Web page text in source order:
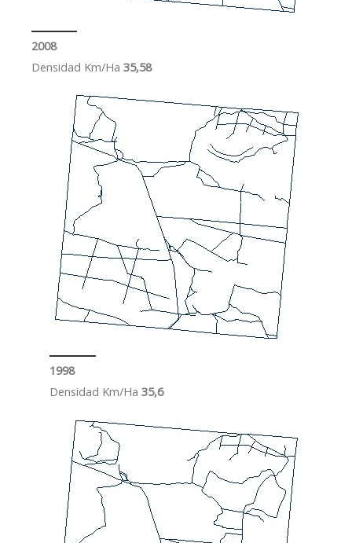
2008
Densidad Km/Ha 35,58
1998
Densidad Km/Ha 35,6